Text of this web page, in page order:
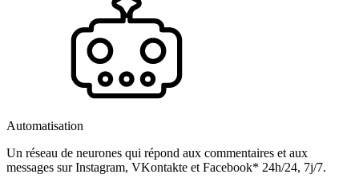
Automatisation
Un réseau de neurones qui répond aux commentaires et aux
messages sur Instagram, VKontakte et Facebook* 24h/24, 7j/7.